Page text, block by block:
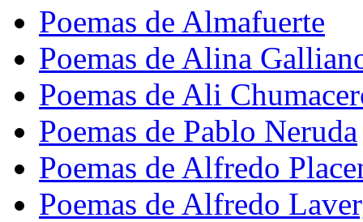
Poemas de Almafuerte
Poemas de Alina
Poemas de Ali
Poemas de Pablo Neruda
Poemas de Alfredo
Poemas de Alfredo